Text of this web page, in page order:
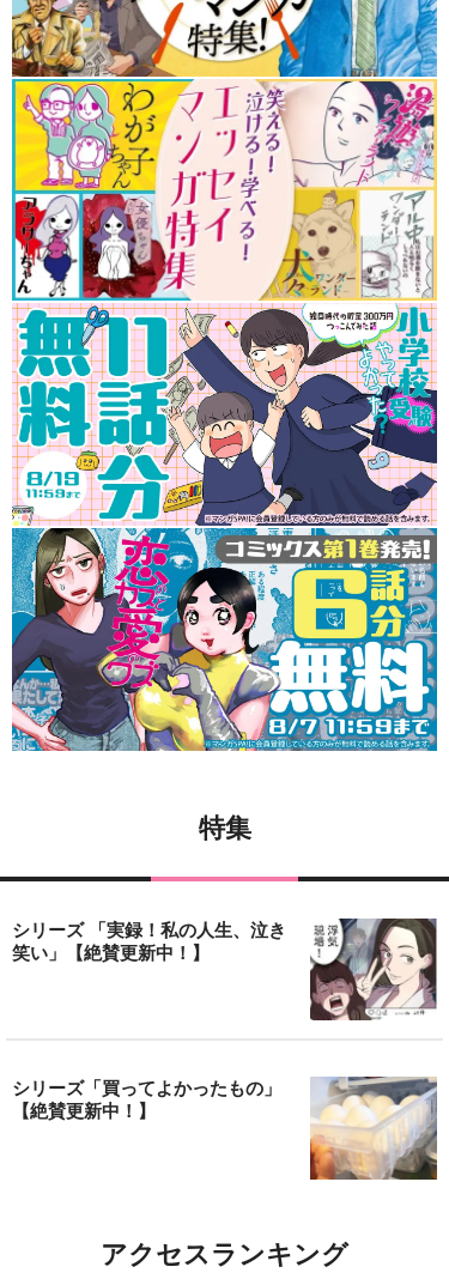
特集
シリーズ 「実録！私の人生、泣き
笑い」【絶賛更新中！】
シリーズ「買ってよかったもの」
【絶賛更新中！】
アクセスランキング